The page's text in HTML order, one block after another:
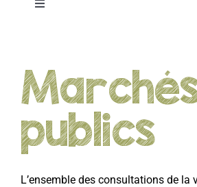
Toggle
DÉMARCHES ADMINISTRATIVES
SERVICES MUNICIPAUX
PRATIQUE
publics
L’ensemble des consultations de la